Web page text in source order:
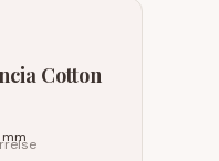
Cotton